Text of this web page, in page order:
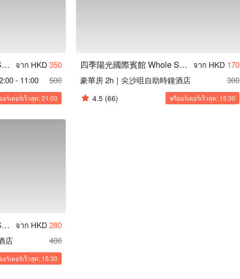
四季陽光國際賓館 Whole Sunshine Int' Guest House จาก HKD 350
- 11:00
500
อร์เดอร์เร็วสุด: 21:00
四季陽光國際賓館 Whole Sunshine Int' Guest House จาก HKD 170
豪華房 2h｜尖沙咀自助時鐘酒店
300
4.5 (66) พรีออร์เดอร์เร็วสุด: 15:30
四季陽光國際賓館 Whole Sunshine Int' Guest House จาก HKD 280
店
400
อร์เดอร์เร็วสุด: 15:30